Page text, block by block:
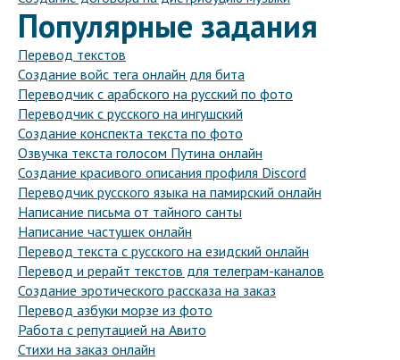
Популярные задания
Перевод текстов
Создание войс тега онлайн для бита
Переводчик с арабского на русский по фото
Переводчик с русского на ингушский
Создание конспекта текста по фото
Озвучка текста голосом Путина онлайн
Создание красивого описания профиля Discord
Переводчик русского языка на памирский онлайн
Написание письма от тайного санты
Написание частушек онлайн
Перевод текста с русского на езидский онлайн
Перевод и рерайт текстов для телеграм-каналов
Создание эротического рассказа на заказ
Перевод азбуки морзе из фото
Работа с репутацией на Авито
Стихи на заказ онлайн